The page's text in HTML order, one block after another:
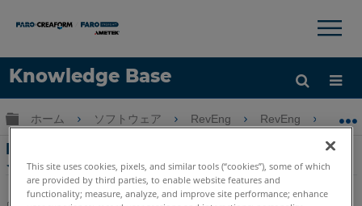
Knowledge Base
言語
ヘルプ サインイン
×
グローバル階層を展開/折りたたむ
ホーム ソフトウェア RevEng RevEng
RevEngでサポートされているデバイスとファ
イル形式
This site uses cookies, pixels, and similar tools (“cookies”), some of which
are provided by third parties, to enable website features and
functionality; measure, analyze, and improve site performance; enhance